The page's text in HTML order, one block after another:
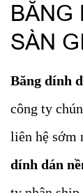
BĂNG
SÀN
Băng dính
công ty
liên hệ sớm
dính dán